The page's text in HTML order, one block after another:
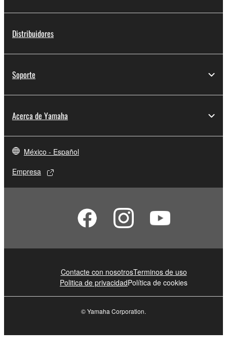
Distribuidores
Soporte
Acerca de Yamaha
México - Español
Empresa
Contacte con nosotrosTerminos de uso
Politica de privacidadPolítica de cookies
© Yamaha Corporation.